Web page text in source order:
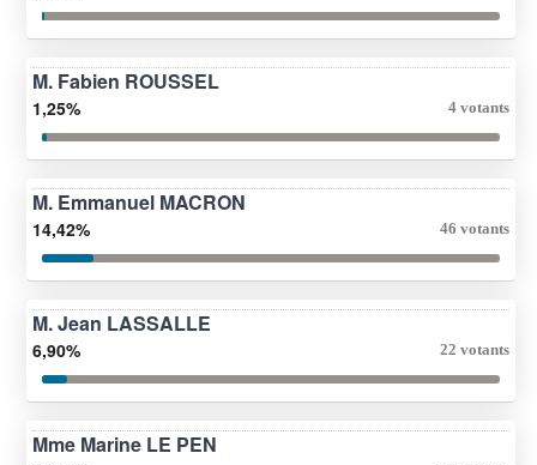
M. Fabien ROUSSEL
1,25% 4 votants
M. Emmanuel MACRON
14,42% 46 votants
M. Jean LASSALLE
6,90% 22 votants
Mme Marine LE PEN